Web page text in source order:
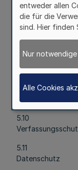
5.7
Das Recht des
Besoldungs-,
Dienstrecht
5.8
Vermessungs-
5.9
Polizei
5.10
5.11
Datenschutz
entweder allen
die für die
sind. Hier finden
Nur
Alle Cookies